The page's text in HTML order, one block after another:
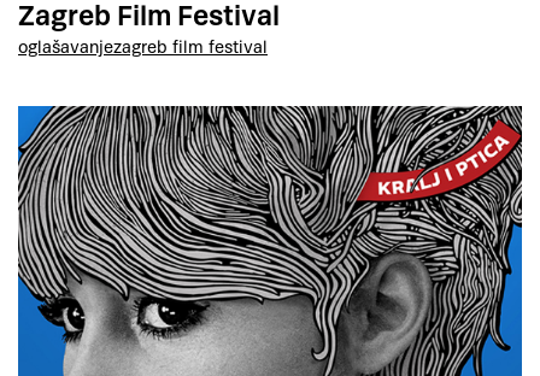
Zagreb Film Festival
oglašavanjezagreb film festival